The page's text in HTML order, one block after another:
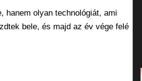
hanem olyan technológiát, ami
bele, és majd az év vége felé